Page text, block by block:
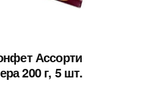
Ассорти
200 г, 5 шт.